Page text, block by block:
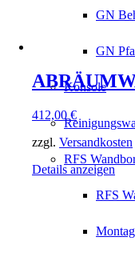
GN
GN
Konsole
RFS
RFS
412,00 €
zzgl. Versandkosten
Details anzeigen